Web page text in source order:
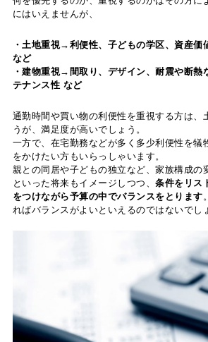
にはいえませんが、
・土地重視→利便性、子どもの学区、資産価
など
・建物重視→間取り、デザイン、耐震や断熱
テナンス性 など
通勤時間や買い物の利便性を重視する方は、
うが、満足度が高いでしょう。
一方で、在宅勤務などが多く多少利便性を犠
をかけたい方もいらっしゃいます。
親との同居や子どもの独立など、家族構成の
といった将来もイメージしつつ、条件をリス
をつけながら予算の中でバランスをとります
ればバランスがよいといえるのではないでし